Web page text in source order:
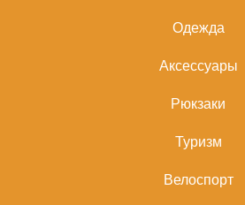
Одежда
Аксессуары
Рюкзаки
Туризм
Велоспорт